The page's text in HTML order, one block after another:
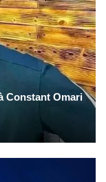
Constant Omari